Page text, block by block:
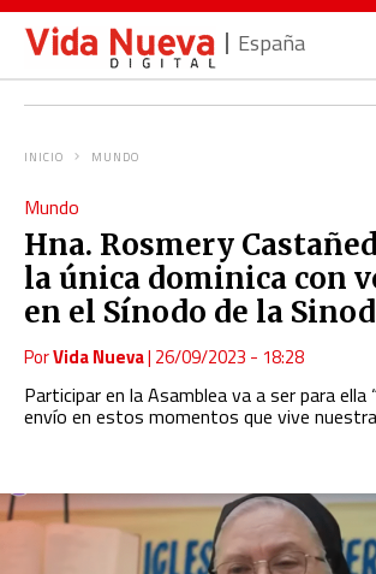
España
INICIO MUNDO
Mundo
Hna. Rosmery
la única dominica con
en el Sínodo de la
PorVida Nueva| 26/09/2023 - 18:28
Participar en la Asamblea va a ser para ella
envío en estos momentos que vive